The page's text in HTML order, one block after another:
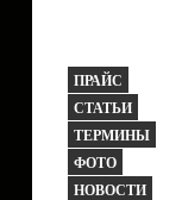
ПРАЙС
СТАТЬИ
ТЕРМИНЫ
ФОТО
НОВОСТИ